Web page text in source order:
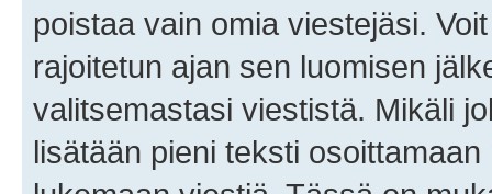
poistaa vain omia viestejäsi.
rajoitetun ajan sen luomisen
valitsemastasi viestistä. Mikäli
lisätään pieni teksti